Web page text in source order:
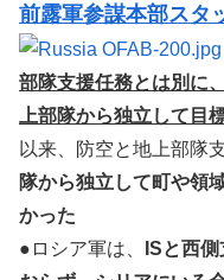
前露軍参謀本部スタ
部隊支援任務とは別に
上部隊から独立して目
以来、防空と地上部隊
隊から独立して町や領
かった
●ロシア軍は、
ISと西